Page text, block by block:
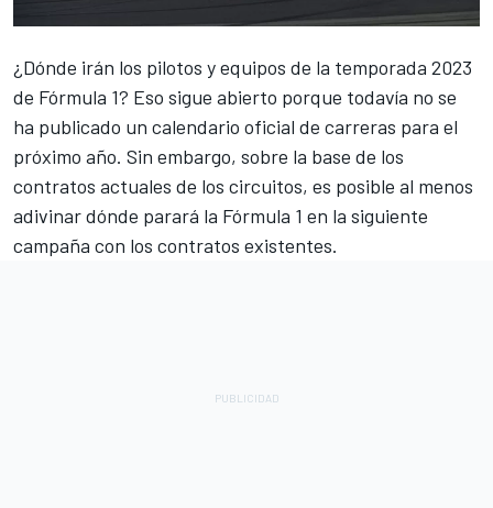
¿Dónde irán los pilotos y equipos de la temporada 2023
de Fórmula 1? Eso sigue abierto porque todavía no se
ha publicado un calendario oficial de carreras para el
próximo año. Sin embargo, sobre la base de los
contratos actuales de los circuitos, es posible al menos
adivinar dónde parará la Fórmula 1 en la siguiente
campaña con los contratos existentes.